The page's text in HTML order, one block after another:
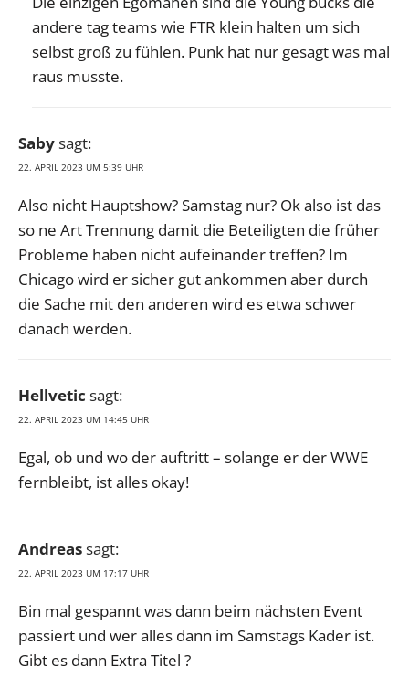
andere tag teams wie FTR klein halten um sich
selbst groß zu fühlen. Punk hat nur gesagt was mal
raus musste.
Sabysagt:
22. APRIL 2023 UM 5:39 UHR
Also nicht Hauptshow? Samstag nur? Ok also ist das
so ne Art Trennung damit die Beteiligten die früher
Probleme haben nicht aufeinander treffen? Im
Chicago wird er sicher gut ankommen aber durch
die Sache mit den anderen wird es etwa schwer
danach werden.
Hellvetic sagt:
22. APRIL 2023 UM 14:45 UHR
Egal, ob und wo der auftritt – solange er der WWE
fernbleibt, ist alles okay!
Andreassagt:
22. APRIL 2023 UM 17:17 UHR
Bin mal gespannt was dann beim nächsten Event
passiert und wer alles dann im Samstags Kader ist.
Gibt es dann Extra Titel ?